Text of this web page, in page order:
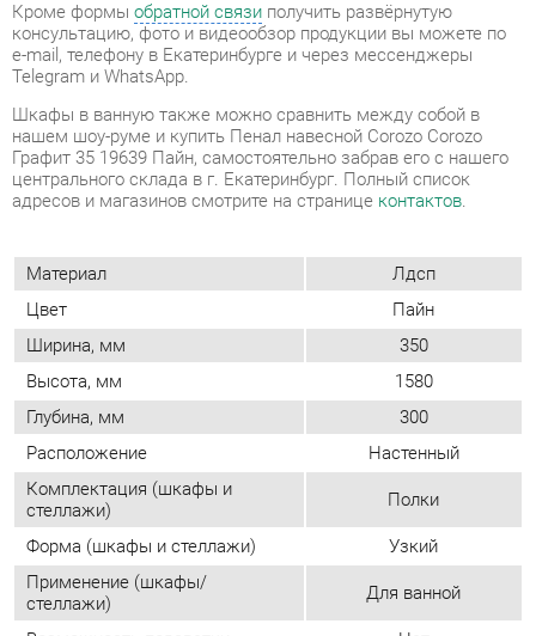
Графит 35 19639 Пайн, самостоятельно забрав его с нашего
центрального склада в г. Екатеринбург. Полный список
адресов и магазинов смотрите на страницеконтактов.
Материал Лдсп
Цвет
Пайн
Ширина, мм
350
Глубина, мм
300
Расположение
Настенный
Комплектация (шкафы и
стеллажи)
Полки
Форма (шкафы и стеллажи)
Узкий
Применение (шкафы/
стеллажи)
Для ванной
Тип (шкафы/стеллажи)
Модульный
Двери
Распашные
Фасад
Глухой
Количество дверей
Двухдверные